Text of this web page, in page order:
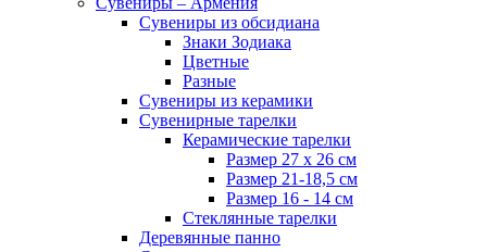
Сувениры из обсидиана
Знаки Зодиака
Цветные
Разные
Сувениры из керамики
Сувенирные тарелки
Керамические тарелки
Размер 27 х 26 см
Размер 21-18,5 см
Размер 16 - 14 см
Стеклянные тарелки
Деревянные панно